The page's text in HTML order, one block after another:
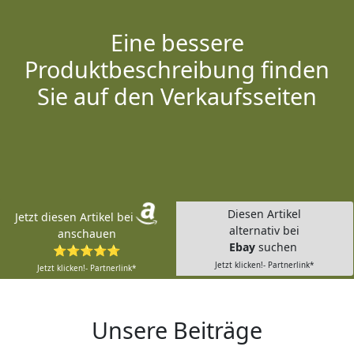
Eine bessere
Produktbeschreibung finden
Sie auf den Verkaufsseiten
Jetzt diesen Artikel bei
anschauen
⭐⭐⭐⭐⭐
Jetzt klicken!- Partnerlink*
Diesen Artikel
alternativ bei
Ebay suchen
Jetzt klicken!- Partnerlink*
Unsere Beiträge